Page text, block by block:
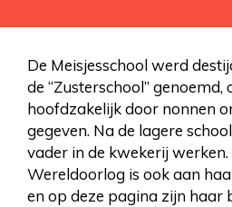
De Meisjesschool werd
de “Zusterschool” genoemd,
hoofdzakelijk door nonnen
gegeven. Na de lagere
vader in de kwekerij werken.
Wereldoorlog is ook aan
en op deze pagina zijn haar